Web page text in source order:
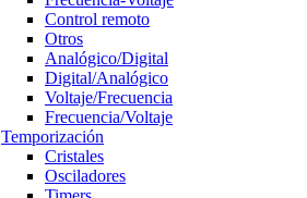
Control remoto
Otros
Analógico/Digital
Digital/Analógico
Voltaje/Frecuencia
Frecuencia/Voltaje
Temporización
Cristales
Osciladores